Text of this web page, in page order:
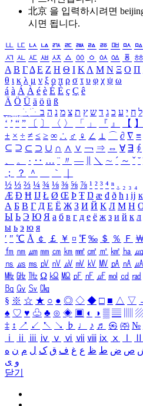
北京 을 입력하시려면
시면 됩니다.
ㅥ ㅦ ㅧ ㅨ ㅩ ㅪ ㅫ ㅬ ㅭ ㅮ ㅯ ㅰ
ㅺ ㅻ ㅼ ㅽ ㅾ ㅿ ㆀ ㆁ ㆂ ㆃ ㆄ ㆅ
Α Β ΓΔ Ε Ζ Η Θ Ι ΚΛ Μ Ν Ξ Ο Π
θ ι κ λ μ ν ξ ο π ρ σ τ υ φ χ ψ ω
á à Á À é è É È ç Ç ê
Ä Ö Ü ä ö ü ß
ִֶֹ ֻּ ׁׂ ל ח י ע כ ג ד ש ץ ת צ מ נ ה ב
‘ ’ “ ” 〔 〕 〈 〉 「 」 『 』 【 】
± × ÷ ≠ ≤ ≥ ∞ ∴ ♂ ♀ ∠ ⊥ ⌒ ∂ ∇ ≡
⊆ ⊇ ⊂ ⊃ ∪ ∩ ∧ ∨ ￢ ⇒ ⇔ ∀ ∃ ∮
、
。 · ‥ … ¨ 〃 ― ＼ ∼ ´ ～ ˇ ˘
；
？ ＾ ｀
½ ⅓ ⅔ ¼ ¾ ⅛ ⅜ ⅝ ⅞ ¹ ² ³ ⁴ ⁿ ₁ ₂ ₃ ₄
Æ Ð Ħ Ĳ Ł Ø Œ Þ Ŧ Ŋ æ đ ð ħ ı ĳ ĸ
А Б В Г Д Е Ё Ж З И Й К Л М Н
Ы Ь Э Ю Я а б в г д е ё ж з и й к л
ы ь э ю я
′ ″ ℃ Å ￠ ￡ ￥ ¤ ℉ ‰ ＄ ％ Ｆ
㎙ ㎚ ㎛ ㎜ ㎝ ㎞ ㎟ ㎠ ㎡ ㎢ ㏊ ㎍
㎱ ㎲ ㎳ ㎴ ㎵ ㎶ ㎷ ㎸ ㎹ ㎀ ㎁ ㎂
㎒ ㎓ ㎔ Ω ㏀ ㏁ ㎊ ㎋ ㎌ ㏖ ㏅ ㎭
㏃ ㏉ ㏜ ㏆
§ ※ ☆ ★ ○ ● ◎ ◇ ◆ □ ■ △ ▽
♠ ♡ ♥ ♧ ♣ ⊙ ◈ ▣ ◐ ◑ ▒ ▤
‡ ↕ ↗ ↙ ↖ ↘ ♭ ♩ ♪ ♬ ㉿ ㈜ №
ⅰ
ⅱ ⅲ ⅳ ⅴ ⅵ ⅶ ⅷ ⅸ ⅹ
ص ض ط ظ ع غ ف ق ک ل م ن ه
و ی
닫기